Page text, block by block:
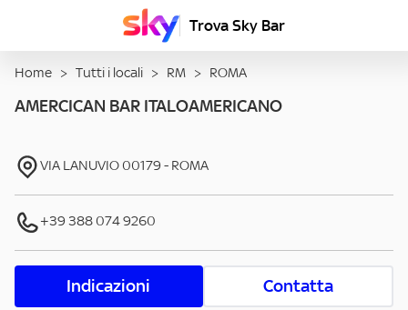
Trova Sky Bar
Home > Tutti i locali > RM > ROMA
AMERCICAN BAR ITALOAMERICANO
VIA LANUVIO 00179 - ROMA
+39 388 074 9260
Indicazioni Contatta